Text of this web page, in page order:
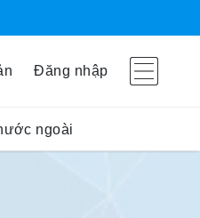
Đăng nhập
ngoài